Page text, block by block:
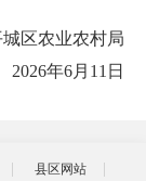
区农业农村局
2026年6月11日
县区网站